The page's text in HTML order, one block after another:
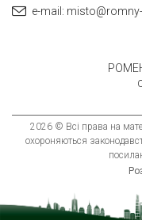
2026 © Всі права на
охороняються
e-mail: